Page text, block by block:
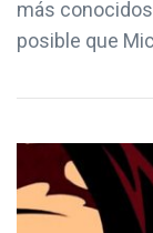
más
posible que